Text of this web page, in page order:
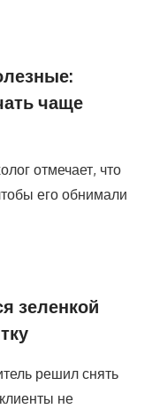
чаще
отмечает, что
его обнимали
зеленкой
решил снять
не